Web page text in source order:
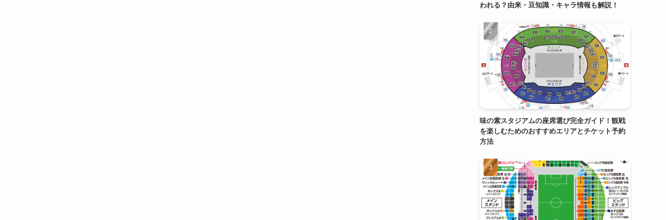
われる？由来・豆知識・キャラ情報も解説！
味の素スタジアムの座席選び完全ガイド！観戦
を楽しむためのおすすめエリアとチケット予約
方法